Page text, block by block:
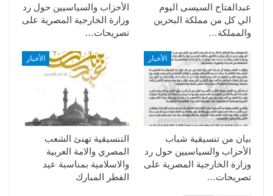
الأحزاب والسياسيين حول رد
وزارة الخارجية المصرية على
تصريحات…
عبدالفتاح السيسى اليوم
الي كل من مملكة البحرين
والمملكة…
الأخبار
التنسيقية تهنئ الشعب
المصري والامة العربية
والاسلامية بمناسبة عيد
الفطر المبارك
الأخبار
بيان من تنسيقية شباب
الأحزاب والسياسيين حول رد
وزارة الخارجية المصرية على
تصريحات…